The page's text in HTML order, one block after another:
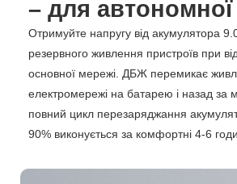
– для
Отримуйте напругу від акумулятора
резервного живлення пристроїв при
основної мережі. ДБЖ перемикає
електромережі на батарею і назад за
повний цикл перезаряджання
90% виконується за комфортні 4-6